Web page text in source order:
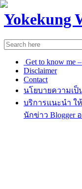
Yokekung
Get to know me
Disclaimer
Contact
นโยบายความเป็
บริการแนะนำ ใ
นักข่าว Blogger